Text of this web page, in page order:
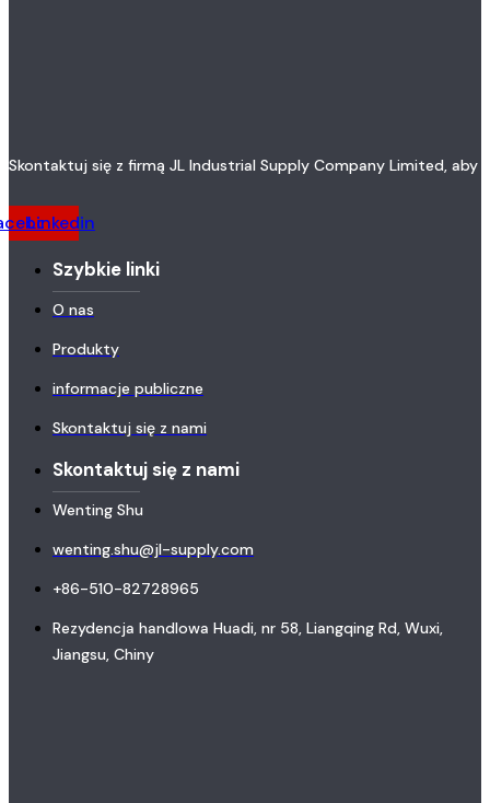
Skontaktuj się z firmą JL Industrial Supply Company Limited, aby
Linkedin
Szybkie linki
O nas
Produkty
informacje publiczne
Skontaktuj się z nami
Skontaktuj się z nami
Wenting Shu
wenting.shu@jl-supply.com
+86-510-82728965
Rezydencja handlowa Huadi, nr 58, Liangqing Rd, Wuxi,
Jiangsu, Chiny